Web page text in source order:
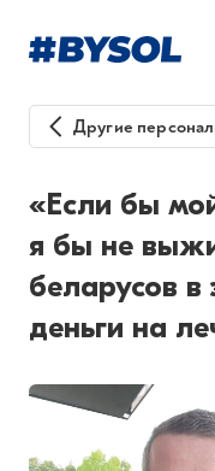
Другие
«Если бы
я бы не
беларусов в
деньги на